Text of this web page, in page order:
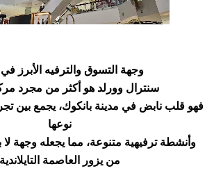
وجهة التسوق والترفيه الأبرز في
سنترال وورلد هو أكثر من مجرد
فهو قلب نابض في مدينة بانكوك، يجمع بين
نوعها
وأنشطة ترفيهية متنوعة، مما يجعله وجهة لا
من يزور العاصمة